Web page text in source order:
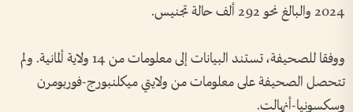
2024 والبالغ نحو 292 ألف حالة تجنيس.
ووفقا للصحيفة، تستند البيانات إلى معلومات من 14 ولاية ألمانية. ولم
تتحصل الصحيفة على معلومات من ولايتي ميكلنبورج-فوربومرن
وسكسونيا-أنهالت.